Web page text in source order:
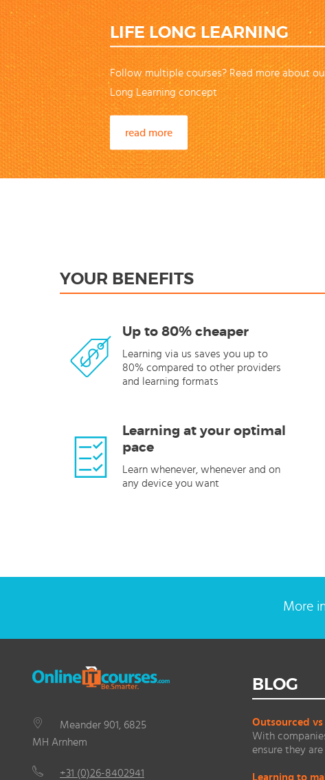
LIFE LONG LEARNING
Follow multiple courses? Read more about
Long Learning concept
read more
YOUR BENEFITS
Up to 80% cheaper
Learning via us saves you up to
80% compared to other providers
and learning formats
Learning at your optimal
pace
Learn whenever, whenever and on
any device you want
More
Meander 901, 6825
MH Arnhem
+31 (0)26-8402941
BLOG
Outsourced
With
ensure they
Learning to